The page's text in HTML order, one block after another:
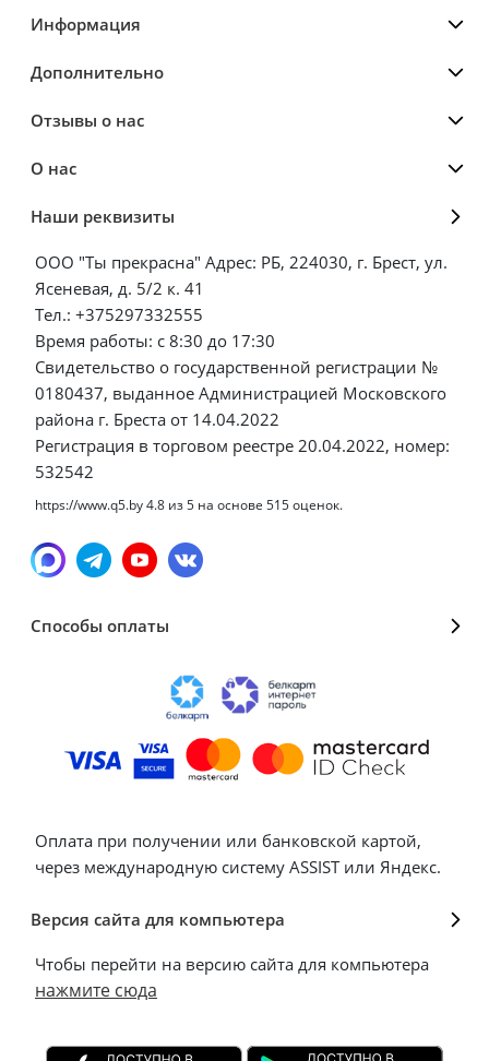
Информация
Дополнительно
Отзывы о нас
О нас
Наши реквизиты
ООО "Ты прекрасна" Адрес: РБ, 224030, г. Брест, ул.
Ясеневая, д. 5/2 к. 41
Тел.: +375297332555
Время работы: с 8:30 до 17:30
Свидетельство о государственной регистрации №
0180437, выданное Администрацией Московского
района г. Бреста от 14.04.2022
Регистрация в торговом реестре 20.04.2022, номер:
532542
https://www.q5.by4.8 из5 на основе 515оценок.
Способы оплаты
Оплата при получении или банковской картой,
через международную систему ASSIST или Яндекс.
Версия сайта для компьютера
Чтобы перейти на версию сайта для компьютера
нажмите сюда